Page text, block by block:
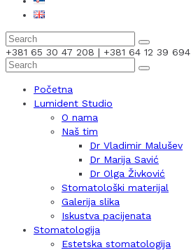
+381 65 30 47 208 | +381 64 12 39 694
Početna
Lumident Studio
O nama
Naš tim
Dr Vladimir Malušev
Dr Marija Savić
Dr Olga Živković
Stomatološki materijal
Galerija slika
Iskustva pacijenata
Stomatologija
Estetska stomatologija